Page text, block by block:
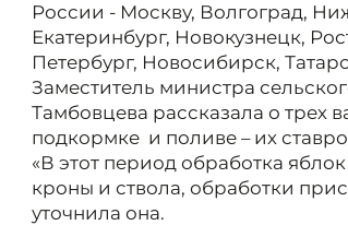
России - Москву, Волгоград,
Екатеринбург, Новокузнецк,
Петербург, Новосибирск,
Заместитель министра
Тамбовцева рассказала о трех
подкормке и поливе – их
«В этот период обработка
кроны и ствола, обработки
уточнила она.